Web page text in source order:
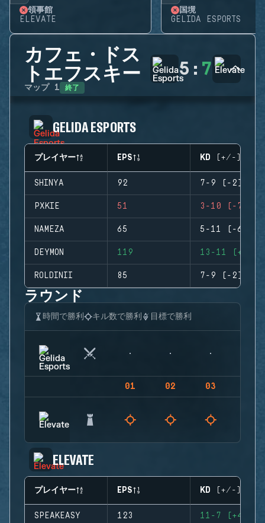
領事館
ELEVATE
国境
GELIDA ESPORTS
カフェ・ドス
トエフスキー
マップ 1 終了
5 : 7
GELIDA ESPORTS
プレイヤー EPS KD (+/-)
SHINYA 92 7-9 (-2)
PXKIE 51 3-10 (-7)
NAMEZA 65 5-11 (-6)
DEYMON 119 13-11 (+2)
ROLDINII 85 7-9 (-2)
ラウンド
時間で勝利 キル数で勝利 目標で勝利
01 02 03
ELEVATE
プレイヤー EPS KD (+/-)
SPEAKEASY 123 11-7 (+4)